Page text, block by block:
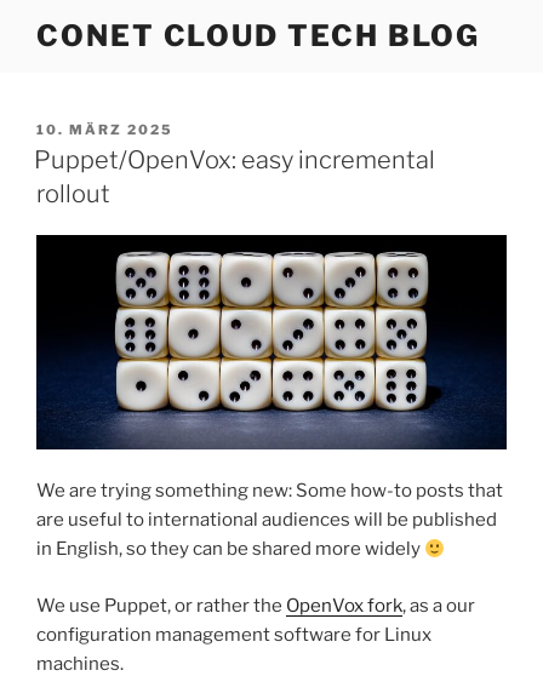
InhaltCONET CLOUD TECH BLOG
VERÖFFENTLICHT
AM
10. MÄRZ 2025
Puppet/OpenVox: easy incremental
rollout
We are trying something new: Some how-to posts that
are useful to international audiences will be published
in English, so they can be shared more widely
We use Puppet, or rather the OpenVox fork, as a our
configuration management software for Linux
machines.